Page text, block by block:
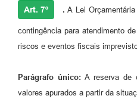
Art. 7º . A Lei
contingência para atendimento
riscos e eventos fiscais
Parágrafo único: A reserva de
valores apurados a partir da